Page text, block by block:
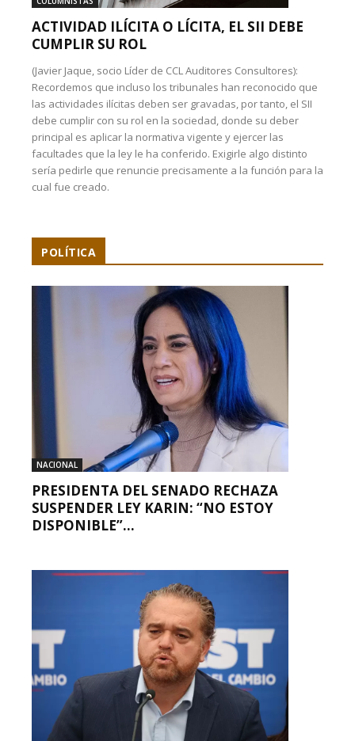
ACTIVIDAD ILÍCITA O LÍCITA, EL SII DEBE
CUMPLIR SU ROL
(Javier Jaque, socio Líder de CCL Auditores Consultores):
Recordemos que incluso los tribunales han reconocido que
las actividades ilícitas deben ser gravadas, por tanto, el SII
debe cumplir con su rol en la sociedad, donde su deber
principal es aplicar la normativa vigente y ejercer las
facultades que la ley le ha conferido. Exigirle algo distinto
sería pedirle que renuncie precisamente a la función para la
cual fue creado.
POLÍTICA
NACIONAL
PRESIDENTA DEL SENADO RECHAZA
SUSPENDER LEY KARIN: “NO ESTOY
DISPONIBLE”...